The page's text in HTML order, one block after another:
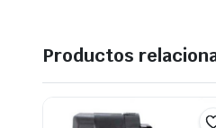
Productos